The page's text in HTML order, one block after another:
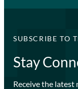
SUBSCRIBE TO
Stay
Receive the latest